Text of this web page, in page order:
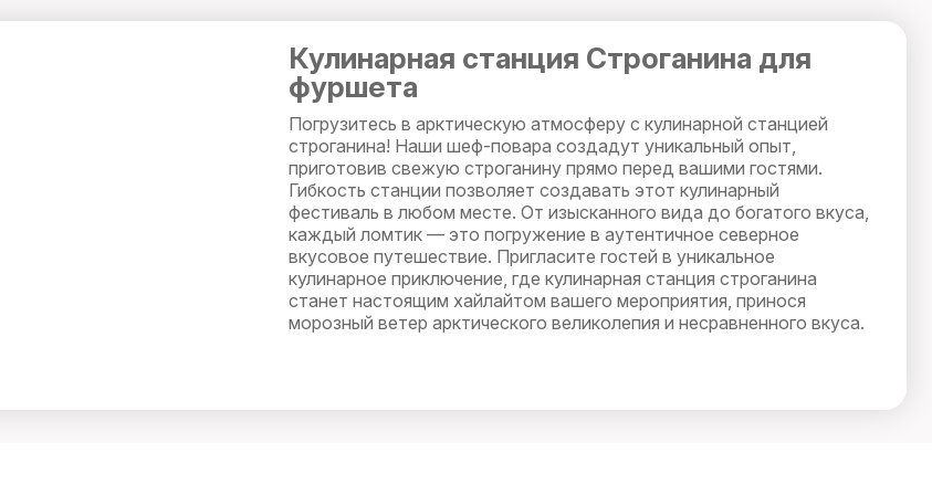
Кулинарная станция Строганина для
фуршета
Погрузитесь в арктическую атмосферу с кулинарной станцией
строганина! Наши шеф-повара создадут уникальный опыт,
приготовив свежую строганину прямо перед вашими гостями.
Гибкость станции позволяет создавать этот кулинарный
фестиваль в любом месте. От изысканного вида до богатого вкуса,
каждый ломтик — это погружение в аутентичное северное
вкусовое путешествие. Пригласите гостей в уникальное
кулинарное приключение, где кулинарная станция строганина
станет настоящим хайлайтом вашего мероприятия, принося
морозный ветер арктического великолепия и несравненного вкуса.